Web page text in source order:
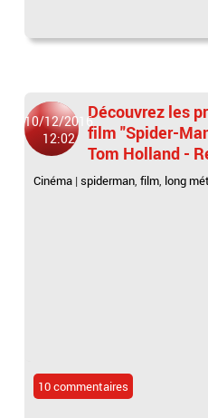
10/12/2016
12:02
Découvrez les
film "Spider-
Tom Holland -
Cinéma |spiderman,film, long
10 commentaires